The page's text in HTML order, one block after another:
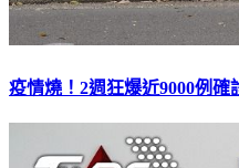
疫情燒！2週狂爆近9000例